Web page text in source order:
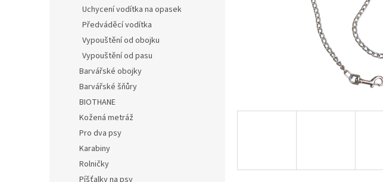
Uchycení vodítka na opasek
Předváděcí vodítka
Vypouštění od obojku
Vypouštění od pasu
Barvářské obojky
Barvářské šňůry
BIOTHANE
Kožená metráž
Pro dva psy
Karabiny
Rolničky
Píšťalky na psy